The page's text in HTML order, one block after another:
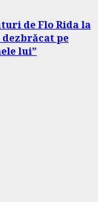
de Flo Rida la
pe
lui”